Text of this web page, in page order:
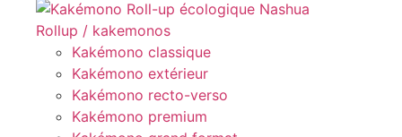
Rollup / kakemonos
Kakémono classique
Kakémono extérieur
Kakémono recto-verso
Kakémono premium